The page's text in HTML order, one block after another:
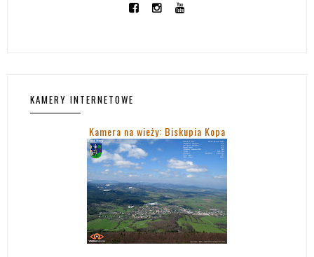
KAMERY INTERNETOWE
Kamera na wieży: Biskupia Kopa